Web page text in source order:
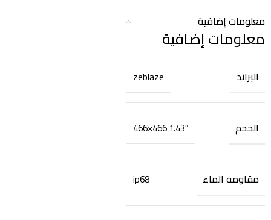
معلومات إضافية
معلومات إضافية
البراند zeblaze
الحجم 1.43″ 466×466
مقاومه الماء ip68